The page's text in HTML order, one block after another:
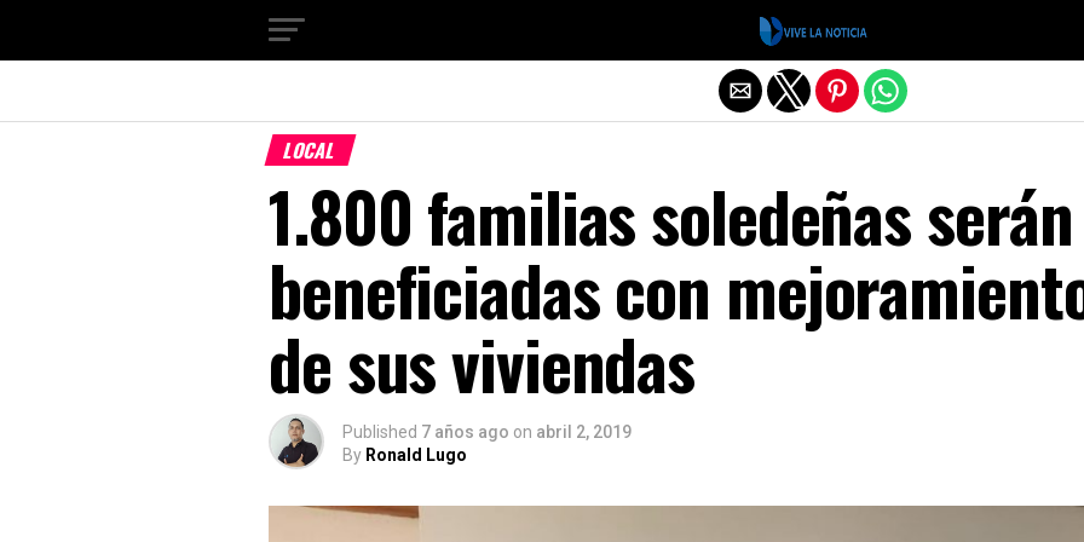
LOCAL
1.800 familias soledeñas serán
beneficiadas con
de sus viviendas
Published 7 años ago on abril 2, 2019
By Ronald Lugo
Salir de la versión móvil